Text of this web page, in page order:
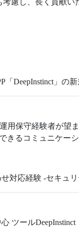
慮し、長く貢献い
「DeepInstinct」の
用保守経験者が望
きるコミュニケー
対応経験 -セキュ
ツールDeepInstinct